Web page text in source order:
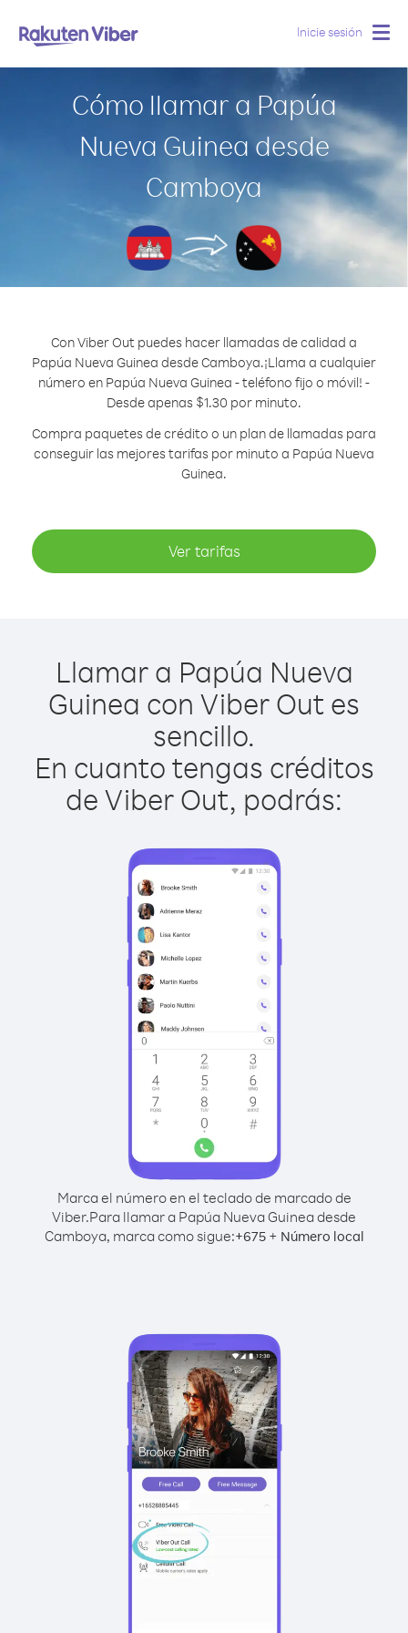
Inicie sesión
Cómo llamar a Papúa
Nueva Guinea desde
Camboya
Con Viber Out puedes hacer llamadas de calidad a
Papúa Nueva Guinea desde Camboya.¡Llama a cualquier
número en Papúa Nueva Guinea - teléfono fijo o móvil! -
Desde apenas $1.30 por minuto.
Compra paquetes de crédito o un plan de llamadas para
conseguir las mejores tarifas por minuto a Papúa Nueva
Guinea.
Ver tarifas
Llamar a Papúa Nueva
Guinea con Viber Out es
sencillo.
En cuanto tengas créditos
de Viber Out, podrás:
Marca el número en el teclado de marcado de
Viber.Para llamar a Papúa Nueva Guinea desde
Camboya, marca como sigue:+675+ Número local